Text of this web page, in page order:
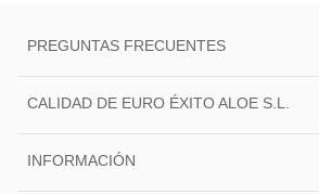
PREGUNTAS FRECUENTES
CALIDAD DE EURO ÉXITO ALOE S.L.
INFORMACIÓN